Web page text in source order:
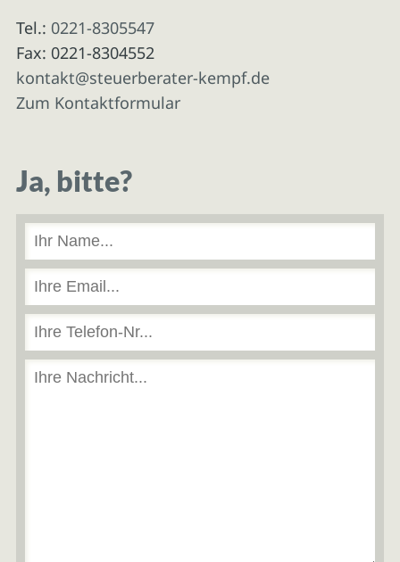
Tel.: 0221-8305547
Fax: 0221-8304552
kontakt@steuerberater-kempf.de
Zum Kontaktformular
Ja, bitte?